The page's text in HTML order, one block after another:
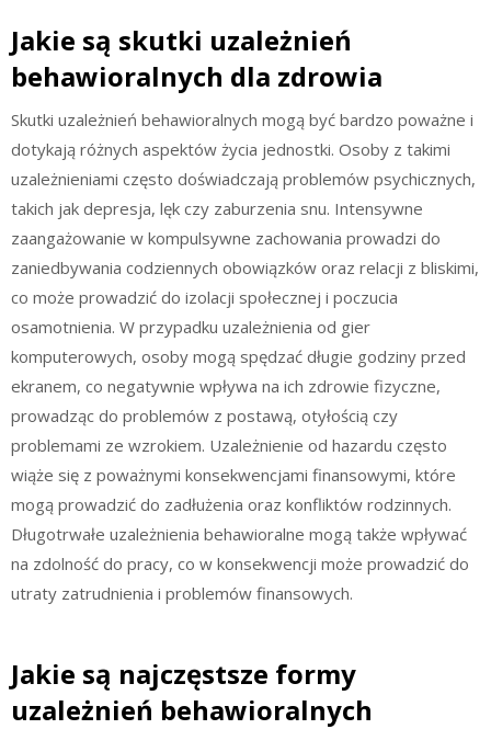
Jakie są skutki uzależnień
behawioralnych dla zdrowia
Skutki uzależnień behawioralnych mogą być bardzo poważne i
dotykają różnych aspektów życia jednostki. Osoby z takimi
uzależnieniami często doświadczają problemów psychicznych,
takich jak depresja, lęk czy zaburzenia snu. Intensywne
zaangażowanie w kompulsywne zachowania prowadzi do
zaniedbywania codziennych obowiązków oraz relacji z bliskimi,
co może prowadzić do izolacji społecznej i poczucia
osamotnienia. W przypadku uzależnienia od gier
komputerowych, osoby mogą spędzać długie godziny przed
ekranem, co negatywnie wpływa na ich zdrowie fizyczne,
prowadząc do problemów z postawą, otyłością czy
problemami ze wzrokiem. Uzależnienie od hazardu często
wiąże się z poważnymi konsekwencjami finansowymi, które
mogą prowadzić do zadłużenia oraz konfliktów rodzinnych.
Długotrwałe uzależnienia behawioralne mogą także wpływać
na zdolność do pracy, co w konsekwencji może prowadzić do
utraty zatrudnienia i problemów finansowych.
Jakie są najczęstsze formy
uzależnień behawioralnych